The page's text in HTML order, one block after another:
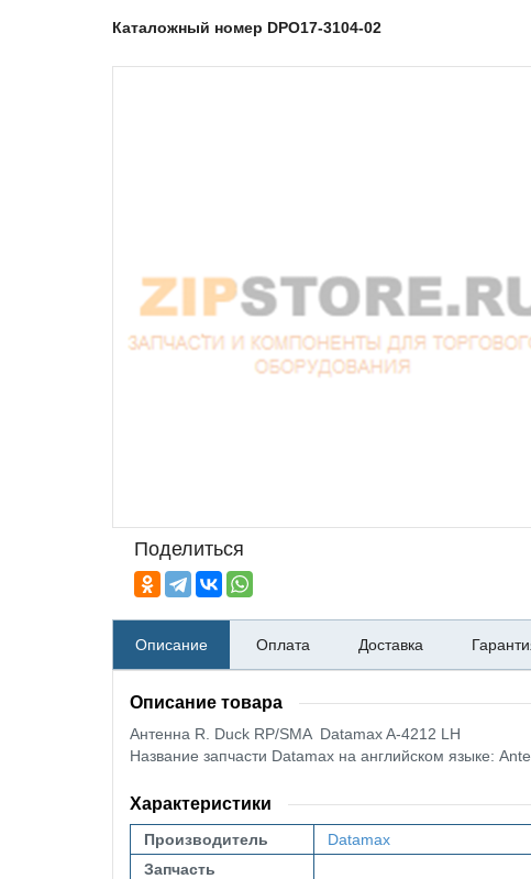
Каталожный номер DPO17-3104-02
Поделиться
Описание Оплата Доставка
Описание товара
Антенна R. Duck RP/SMA Datamax A-4212 LH
Название запчасти Datamax на английском языке:
Характеристики
Производитель
Datamax
Запчасть